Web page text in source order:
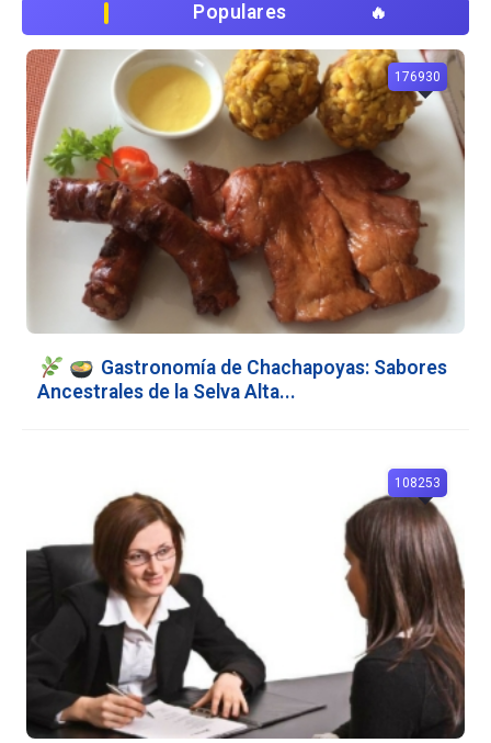
Populares
Gastronomía de Chachapoyas: Sabores
Ancestrales de la Selva Alta...
176930
108253